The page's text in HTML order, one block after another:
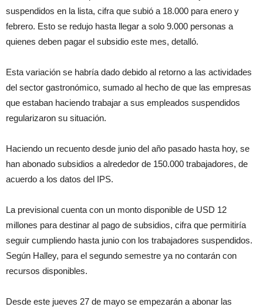
suspendidos en la lista, cifra que subió a 18.000 para enero y
febrero. Esto se redujo hasta llegar a solo 9.000 personas a
quienes deben pagar el subsidio este mes, detalló.
Esta variación se habría dado debido al retorno a las actividades
del sector gastronómico, sumado al hecho de que las empresas
que estaban haciendo trabajar a sus empleados suspendidos
regularizaron su situación.
Haciendo un recuento desde junio del año pasado hasta hoy, se
han abonado subsidios a alrededor de 150.000 trabajadores, de
acuerdo a los datos del IPS.
La previsional cuenta con un monto disponible de USD 12
millones para destinar al pago de subsidios, cifra que permitiría
seguir cumpliendo hasta junio con los trabajadores suspendidos.
Según Halley, para el segundo semestre ya no contarán con
recursos disponibles.
Desde este jueves 27 de mayo se empezarán a abonar las